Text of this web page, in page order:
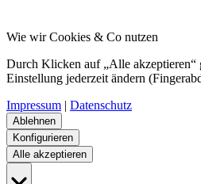
Wie wir Cookies & Co nutzen
Durch Klicken auf „Alle akzeptieren“
Einstellung jederzeit ändern
Impressum | Datenschutz
Ablehnen
Konfigurieren
Alle akzeptieren